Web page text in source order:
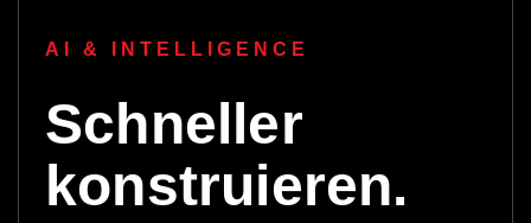
AI & INTELLIGENCE
Schneller
konstruieren.